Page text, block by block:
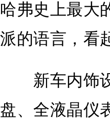
哈弗史上最大
派的语言，看
新车内饰设
盘、全液晶仪